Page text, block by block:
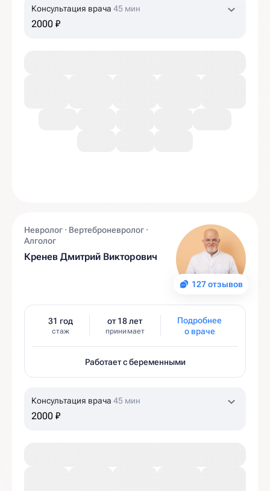
Консультация врача 45 мин
2000 ₽
127 отзывов
Невролог · Вертеброневролог ·
Алголог
Кренев Дмитрий Викторович
31 год
стаж
от 18 лет
принимает
Подробнее
о враче
Работает с беременными
Консультация врача 45 мин
2000 ₽